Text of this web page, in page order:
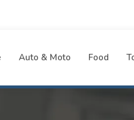
Auto & Moto Food